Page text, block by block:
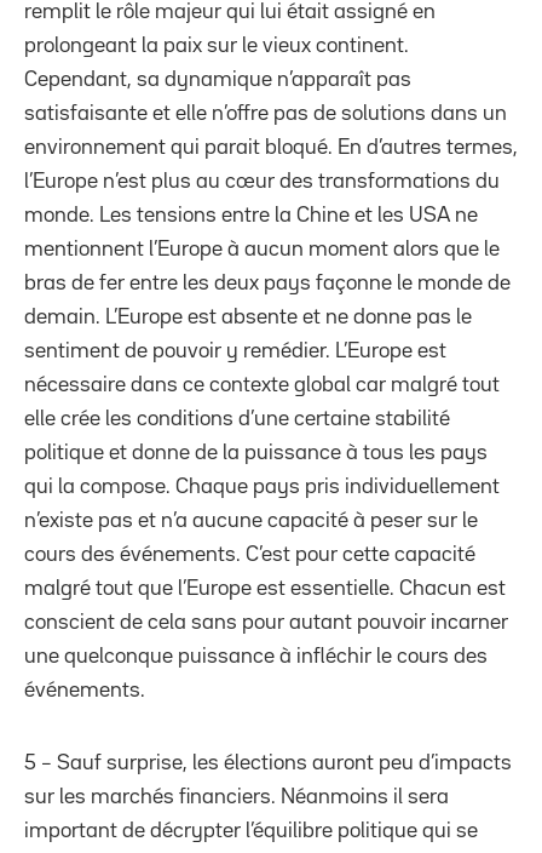
remplit le rôle majeur qui lui était assigné en
prolongeant la paix sur le vieux continent.
Cependant, sa dynamique n’apparaît pas
satisfaisante et elle n’offre pas de solutions dans un
environnement qui parait bloqué. En d’autres termes,
l’Europe n’est plus au cœur des transformations du
monde. Les tensions entre la Chine et les USA ne
mentionnent l’Europe à aucun moment alors que le
bras de fer entre les deux pays façonne le monde de
demain. L’Europe est absente et ne donne pas le
sentiment de pouvoir y remédier. L’Europe est
nécessaire dans ce contexte global car malgré tout
elle crée les conditions d’une certaine stabilité
politique et donne de la puissance à tous les pays
qui la compose. Chaque pays pris individuellement
n’existe pas et n’a aucune capacité à peser sur le
cours des événements. C’est pour cette capacité
malgré tout que l’Europe est essentielle. Chacun est
conscient de cela sans pour autant pouvoir incarner
une quelconque puissance à infléchir le cours des
événements.
5 – Sauf surprise, les élections auront peu d’impacts
sur les marchés financiers. Néanmoins il sera
important de décrypter l’équilibre politique qui se